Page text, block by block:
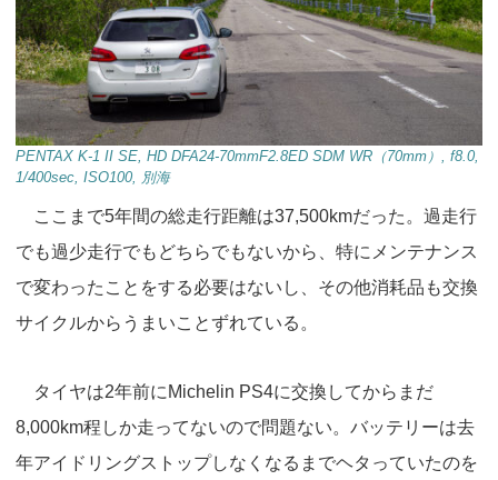
PENTAX K-1 II SE, HD DFA24-70mmF2.8ED SDM WR（70mm）, f8.0,
1/400sec, ISO100, 別海
ここまで5年間の総走行距離は37,500kmだった。過走行
でも過少走行でもどちらでもないから、特にメンテナンス
で変わったことをする必要はないし、その他消耗品も交換
サイクルからうまいことずれている。
タイヤは2年前にMichelin PS4に交換してからまだ
8,000km程しか走ってないので問題ない。バッテリーは去
年アイドリングストップしなくなるまでヘタっていたのを